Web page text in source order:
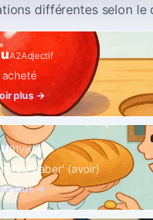
différentes selon le
A2Adjectif
plus →
B1Verbe
'haber' (avoir)
plus →